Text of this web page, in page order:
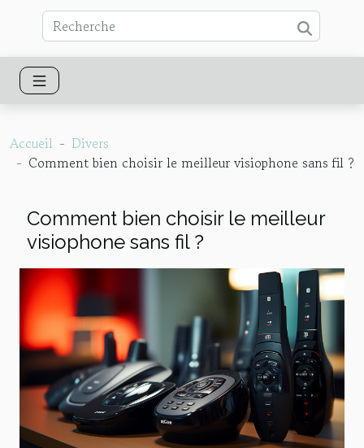
Accueil
Divers
Comment bien choisir le meilleur visiophone sans fil ?
Comment bien choisir le meilleur
visiophone sans fil ?